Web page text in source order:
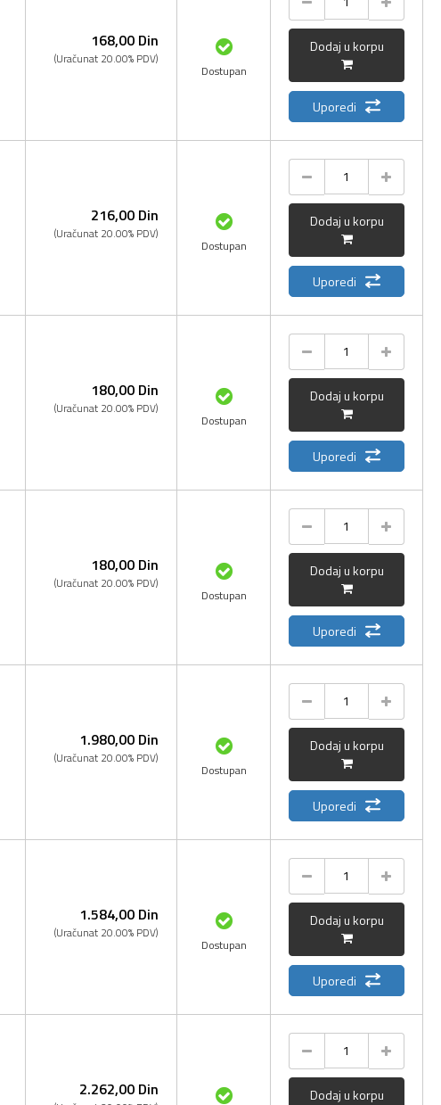
168,00 Din
(Uračunat 20.00% PDV)
Dostupan
Dodaj u korpu
Uporedi
216,00 Din
(Uračunat 20.00% PDV)
Dostupan
Dodaj u korpu
Uporedi
180,00 Din
(Uračunat 20.00% PDV)
Dostupan
Dodaj u korpu
Uporedi
180,00 Din
(Uračunat 20.00% PDV)
Dostupan
Dodaj u korpu
Uporedi
1.980,00 Din
(Uračunat 20.00% PDV)
Dostupan
Dodaj u korpu
Uporedi
1.584,00 Din
(Uračunat 20.00% PDV)
Dostupan
Dodaj u korpu
Uporedi
2.262,00 Din Dodaj u korpu